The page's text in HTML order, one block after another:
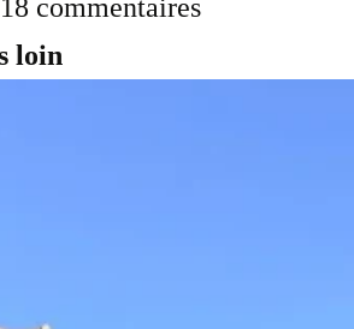
18 commentaires
loin